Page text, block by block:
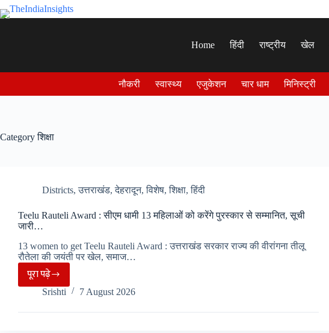
Skip
to
Home
हिंदी राष्ट्रीय खेल
नौकरी स्वास्थ्य एजुकेशन चार धाम मिनिस्ट्री
Categoryशिक्षा
Districts,उत्तराखंड,देहरादून,विशेष,शिक्षा,हिंदी
Teelu Rauteli Award : सीएम धामी 13 महिलाओं को करेंगे पुरस्कार से सम्मानित, सूची
जारी…
13 women to get Teelu Rauteli Award : उत्तराखंड सरकार राज्य की वीरांगना तीलू
रौतेला की जयंती पर खेल, समाज…
पूरा पढ़ेTeelu
Rauteli
Award
Srishti 7 August 2026